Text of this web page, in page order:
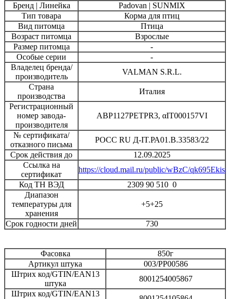
Бренд | Линейка
Padovan | SUNMIX
Тип товара
Корма для птиц
Вид питомца
Птица
Возраст питомца
Взрослые
Размер питомца
-
Особые серии
-
Владелец бренда/
производитель
VALMAN S.R.L.
Страна
производства
Италия
Регистрационный
номер завода-
производителя
ABP1127PETPR3, αIT000157VI
№ сертификата/
отказного письма
РОСС RU Д-IT.РА01.В.33583/22
Срок действия до
12.09.2025
Ссылка на
сертификат
https://cloud.mail.ru/public/wBzC/qk695Ekis
Код ТН ВЭД
2309 90 510 0
Диапазон
температуры для
хранения
+5+25
Срок годности дней 730
Фасовка
850г
Артикул штука
003/PP00586
Штрих код/GTIN/EAN13
штука
8001254005867
Штрих код/GTIN/EAN13